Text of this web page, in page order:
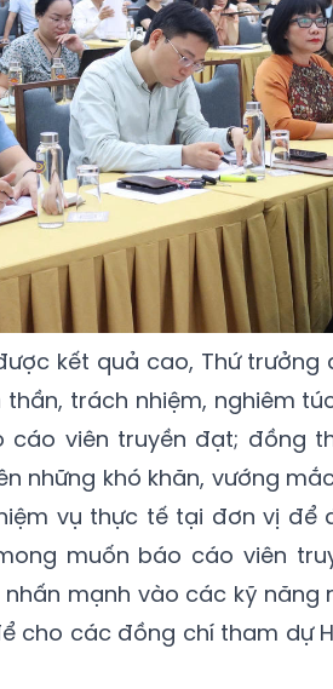
kết quả cao, Thứ
trách nhiệm, nghiêm
cáo viên truyền đạt; đồng
những khó khăn, vướng
vụ thực tế tại đơn vị để
muốn báo cáo viên
mạnh vào các kỹ
cho các đồng chí tham dự